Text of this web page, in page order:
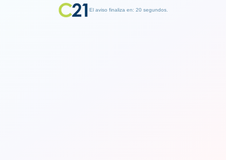
El aviso finaliza en: 19 segundos.